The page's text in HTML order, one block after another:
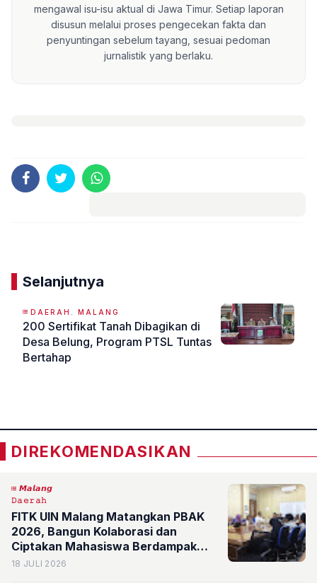
mengawal isu-isu aktual di Jawa Timur. Setiap laporan
disusun melalui proses pengecekan fakta dan
penyuntingan sebelum tayang, sesuai pedoman
jurnalistik yang berlaku.
Selanjutnya
DAERAH. MALANG
200 Sertifikat Tanah Dibagikan di
Desa Belung, Program PTSL Tuntas
Bertahap
DIREKOMENDASIKAN
𝙈𝙖𝙡𝙖𝙣𝙜
𝙳𝚊𝚎𝚛𝚊𝚑
FITK UIN Malang Matangkan PBAK
2026, Bangun Kolaborasi dan
Ciptakan Mahasiswa Berdampak
dan Siap Menghadapi Dunia
18 JULI 2026